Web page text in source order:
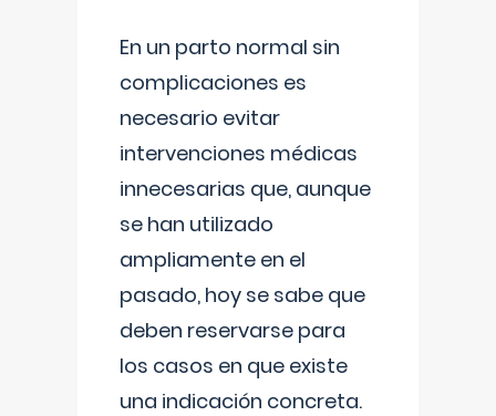
En un parto normal sin
complicaciones es
necesario evitar
intervenciones médicas
innecesarias que, aunque
se han utilizado
ampliamente en el
pasado, hoy se sabe que
deben reservarse para
los casos en que existe
una indicación concreta.